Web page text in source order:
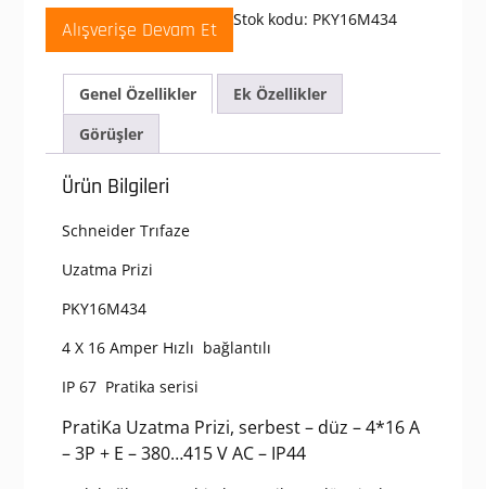
380-
415
V
AC
4x16A
Trifaze
IP44
Hızlı
Uzatma
Prizi
Alışverişe Devam Et Stok kodu: PKY16M434
Genel Özellikler
Ek Özellikler
Görüşler
Ürün Bilgileri
Schneider Trıfaze
Uzatma Prizi
PKY16M434
4 X 16 Amper Hızlı bağlantılı
IP 67 Pratika serisi
PratiKa Uzatma Prizi, serbest – düz – 4*16 A
– 3P + E – 380…415 V AC – IP44